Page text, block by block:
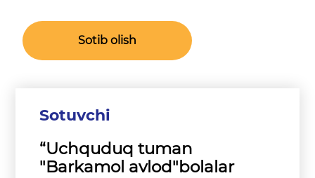
Sotib olish
Sotuvchi
“Uchquduq tuman
"Barkamol avlod"bolalar